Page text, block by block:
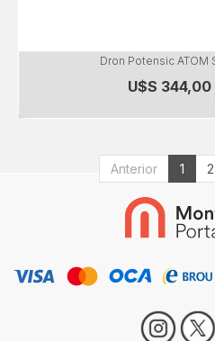
Dron Potensic ATOM
U$S 344,00
Anterior 1 2